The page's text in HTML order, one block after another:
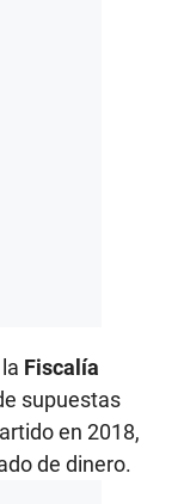
Fiscalía
supuestas
en 2018,
de dinero.